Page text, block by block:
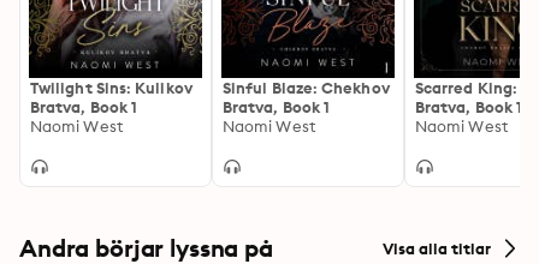
Twilight Sins: Kulikov
Bratva, Book 1
Naomi West
Sinful Blaze: Chekhov
Bratva, Book 1
Naomi West
Scarred King:
Bratva, Book 1
Naomi West
Andra börjar lyssna på Visa alla titlar